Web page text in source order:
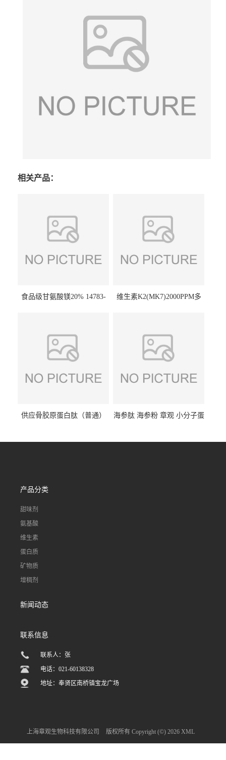
相关产品：
食品级甘氨酸镁20% 14783-
维生素K2(MK7)2000PPM多
供应骨胶原蛋白肽（普通）
海参肽 海参粉 章观 小分子蛋
产品分类
甜味剂
氨基酸
维生素
蛋白质
矿物质
增稠剂
新闻动态
联系信息
联系人：张
电话：021-60138328
地址：奉贤区南桥镇宝龙广场
上海章观生物科技有限公司 版权所有 Copyright (©) 2026 XML